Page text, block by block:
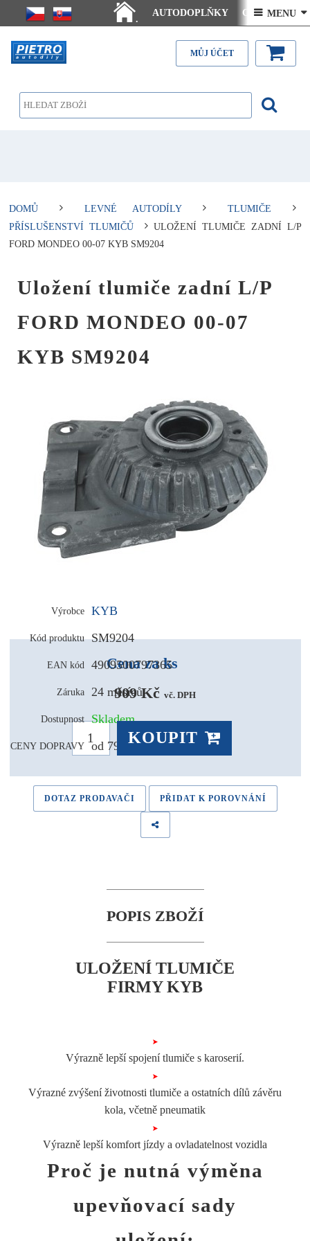
.
AUTODOPLŇKY Ceny doručení
Články - návody Kontakt
 MENU 
MŮJ ÚČET
DOMŮ LEVNÉ AUTODÍLY
TLUMIČE
PŘÍSLUŠENSTVÍ TLUMIČŮ
ULOŽENÍ TLUMIČE ZADNÍ L/P
FORD MONDEO 00-07 KYB SM9204
Uložení tlumiče zadní L/P
FORD MONDEO 00-07
KYB SM9204
Výrobce KYB
Kód produktu SM9204
EAN kód 4909500797365
Záruka 24 měsíců
Dostupnost Skladem
CENY DOPRAVY od 79,- Kč
Cena za ks
909 Kč vč. DPH
KOUPIT
DOTAZ PRODAVAČI PŘIDAT K POROVNÁNÍ
POPIS ZBOŽÍ
ULOŽENÍ TLUMIČE
FIRMY KYB
Výrazně lepší spojení tlumiče s karoserií.
Výrazné zvýšení životnosti tlumiče a ostatních dílů závěru
kola, včetně pneumatik
Výrazně lepší komfort jízdy a ovladatelnost vozidla
Proč je nutná výměna
upevňovací sady